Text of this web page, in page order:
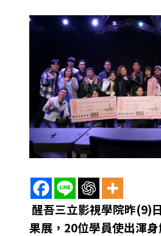
醒吾三立影視學院昨(9)
果展，20位學員使出渾